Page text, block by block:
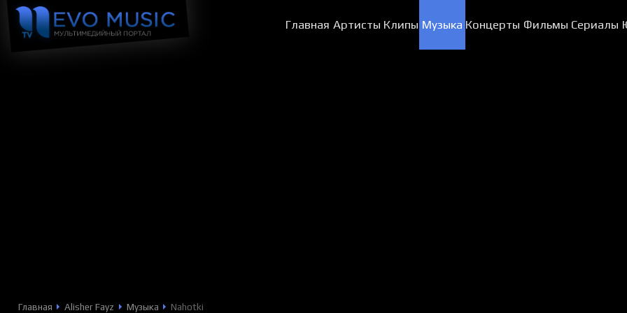
Главная Артисты Клипы Музыка Концерты Фильмы Сериалы
Главная Alisher Fayz Музыка Nahotki